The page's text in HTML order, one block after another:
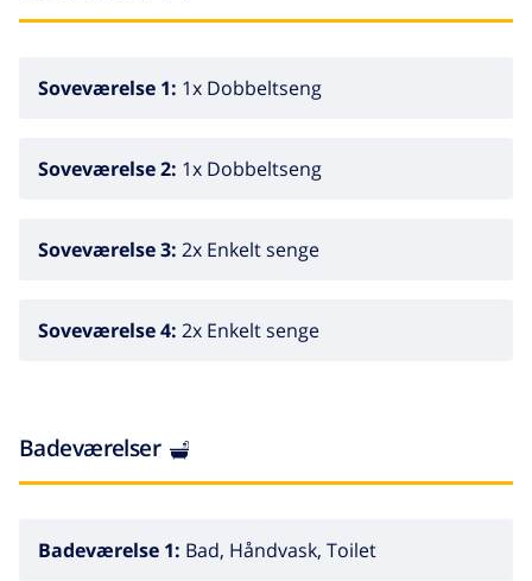
Soveværelse 1: 1x Dobbeltseng
Soveværelse 2: 1x Dobbeltseng
Soveværelse 3: 2x Enkelt senge
Soveværelse 4: 2x Enkelt senge
Badeværelser
Badeværelse 1: Bad, Håndvask, Toilet